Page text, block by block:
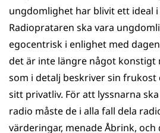
ungdomlighet har blivit ett ideal
Radioprataren ska vara
egocentrisk i enlighet med
det är inte längre något konstigt
som i detalj beskriver sin
sitt privatliv. För att lyssnarna
radio måste de i alla fall dela
värderingar, menade Åbrink,